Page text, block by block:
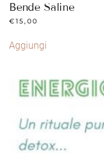
Bende Saline
€15,00
Aggiungi